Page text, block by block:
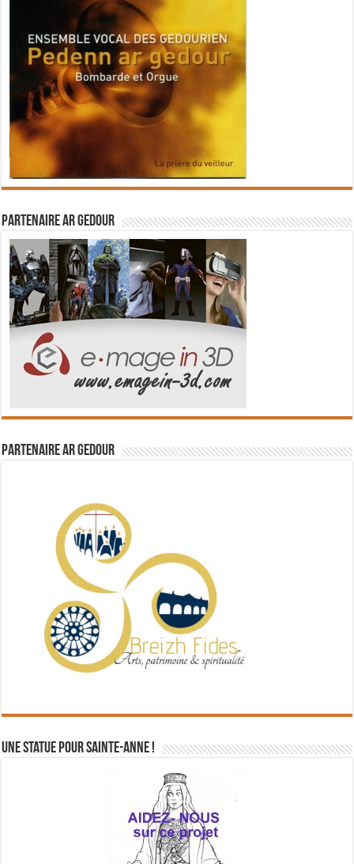
Partenaire Ar Gedour
Partenaire Ar Gedour
Une statue pour Sainte-Anne !